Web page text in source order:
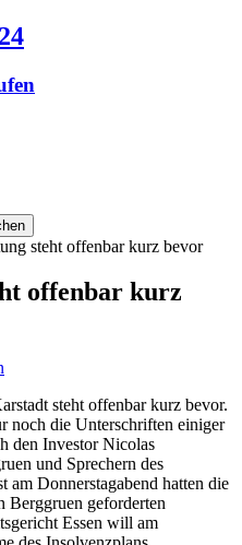
steht offenbar kurz bevor
offenbar kurz
steht offenbar kurz bevor.
noch die Unterschriften einiger
den Investor Nicolas
und Sprechern des
am Donnerstagabend hatten die
Berggruen geforderten
Essen will am